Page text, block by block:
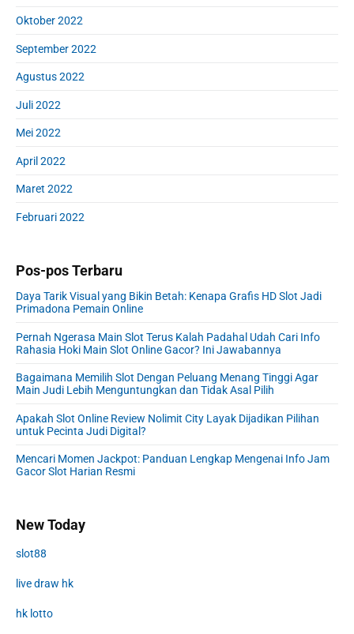
Oktober 2022
September 2022
Agustus 2022
Juli 2022
Mei 2022
April 2022
Maret 2022
Februari 2022
Pos-pos Terbaru
Daya Tarik Visual yang Bikin Betah: Kenapa Grafis HD Slot Jadi
Primadona Pemain Online
Pernah Ngerasa Main Slot Terus Kalah Padahal Udah Cari Info
Rahasia Hoki Main Slot Online Gacor? Ini Jawabannya
Bagaimana Memilih Slot Dengan Peluang Menang Tinggi Agar
Main Judi Lebih Menguntungkan dan Tidak Asal Pilih
Apakah Slot Online Review Nolimit City Layak Dijadikan Pilihan
untuk Pecinta Judi Digital?
Mencari Momen Jackpot: Panduan Lengkap Mengenai Info Jam
Gacor Slot Harian Resmi
New Today
slot88
live draw hk
hk lotto